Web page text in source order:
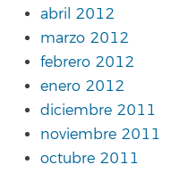
abril 2012
marzo 2012
febrero 2012
enero 2012
diciembre 2011
noviembre 2011
octubre 2011